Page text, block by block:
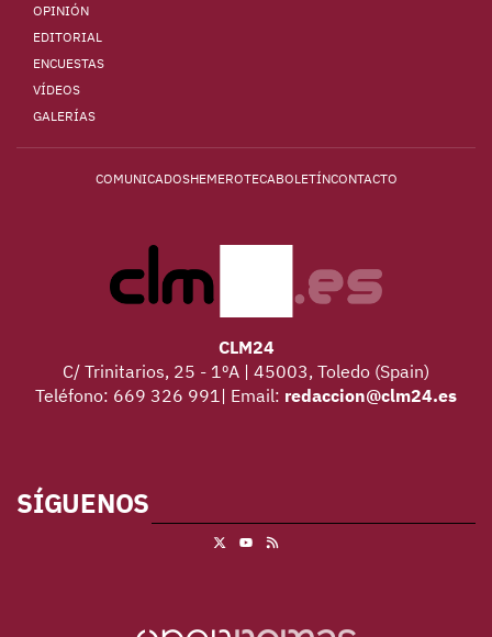
OPINIÓN
EDITORIAL
ENCUESTAS
VÍDEOS
GALERÍAS
COMUNICADOSHEMEROTECABOLETÍNCONTACTO
CLM24
C/ Trinitarios, 25 - 1ºA | 45003, Toledo (Spain)
Teléfono: 669 326 991| Email: redaccion@clm24.es
SÍGUENOS